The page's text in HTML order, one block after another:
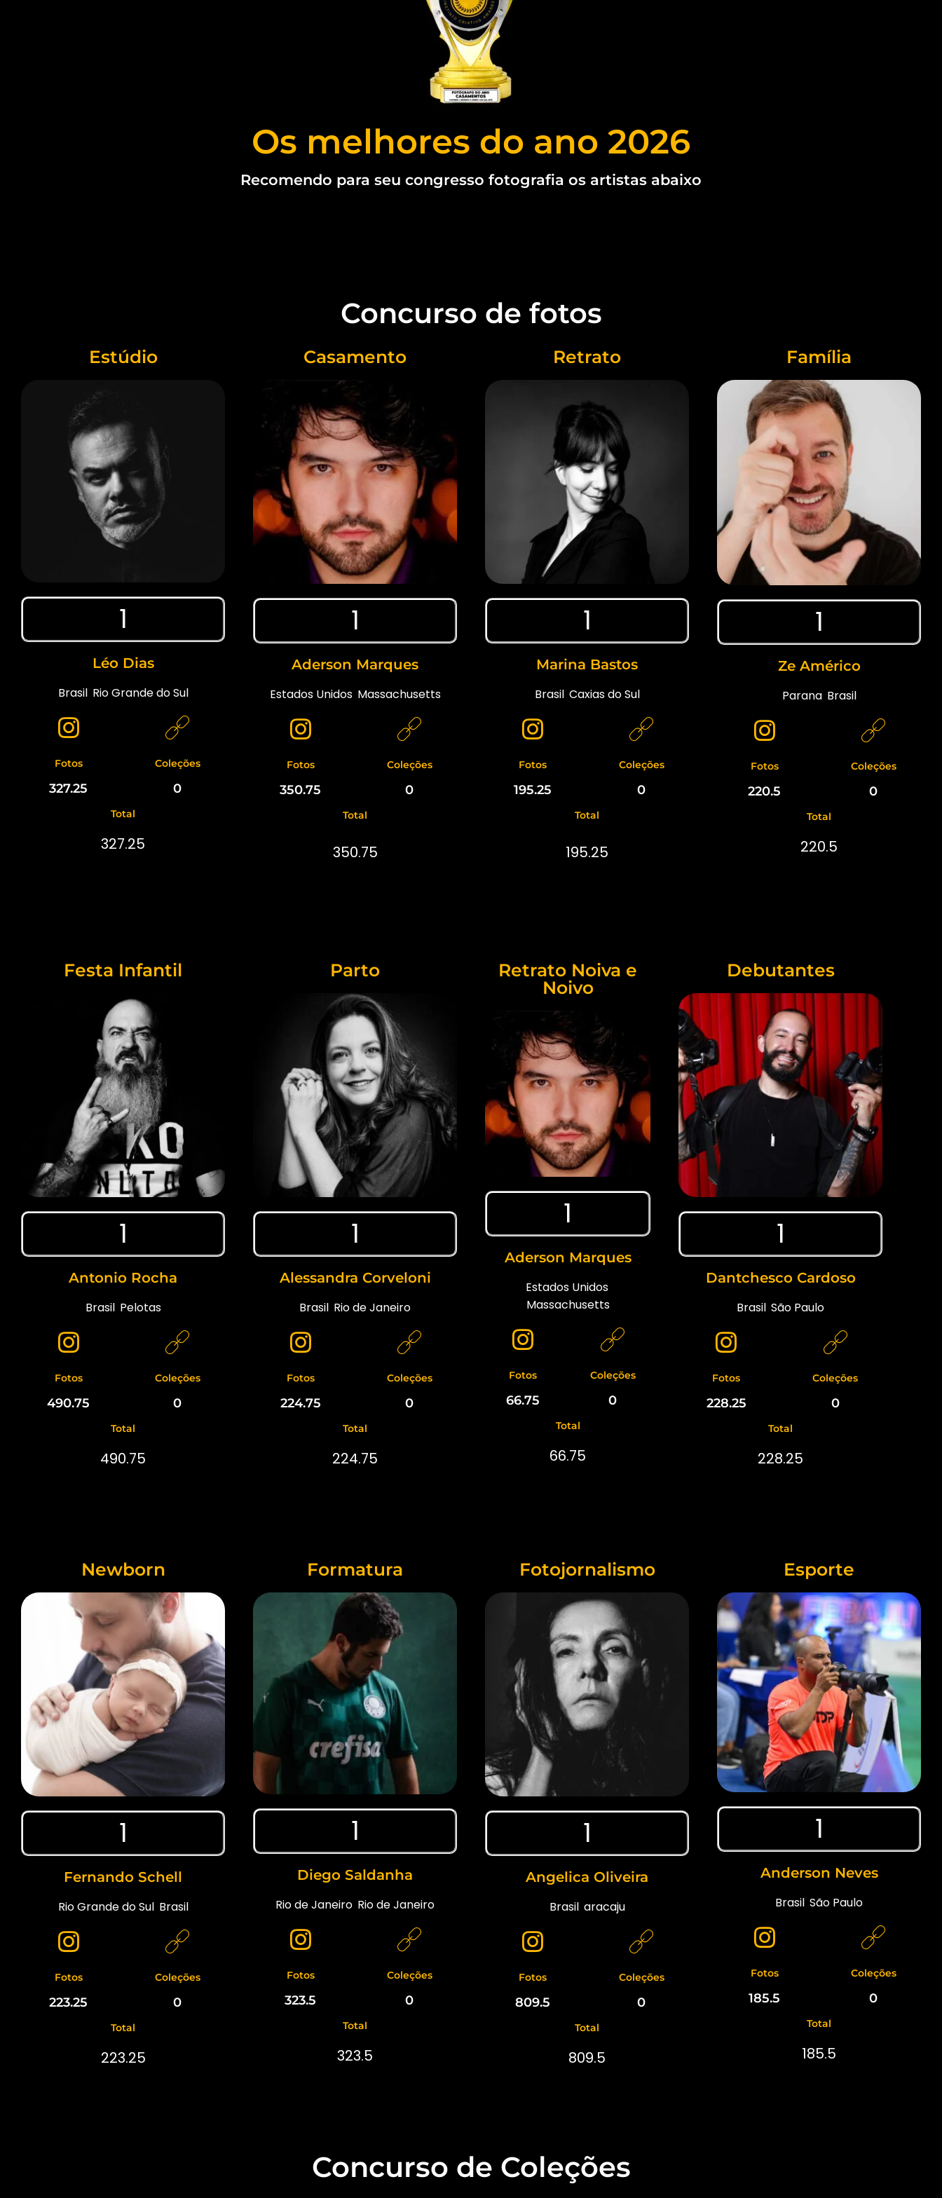
Os melhores do ano 2026
Recomendo para seu congresso fotografia os artistas abaixo
Concurso de fotos
Estúdio
1
Léo Dias
Brasil, Rio Grande do Sul
Fotos Coleções
327.25 0
Total
327.25
Casamento
1
Aderson Marques
Estados Unidos, Massachusetts
Fotos Coleções
350.75 0
Total
350.75
Retrato
1
Marina Bastos
Brasil, Caxias do Sul
Fotos Coleções
195.25 0
Total
195.25
Família
1
Ze Américo
Parana, Brasil
Fotos Coleções
220.5 0
Total
220.5
Festa Infantil
1
Antonio Rocha
Brasil, Pelotas
Fotos Coleções
490.75 0
Total
490.75
Parto
1
Alessandra Corveloni
Brasil Rio de Janeiro
Fotos Coleções
224.75 0
Total
224.75
Retrato Noiva e
Noivo
1
Aderson Marques
Estados Unidos,
Massachusetts
Fotos Coleções
66.75 0
Total
66.75
Debutantes
1
Dantchesco Cardoso
Brasil São Paulo
Fotos Coleções
228.25 0
Total
228.25
Newborn
1
Fernando Schell
Rio Grande do Sul, Brasil
Fotos Coleções
223.25 0
Total
223.25
Formatura
1
Diego Saldanha
Rio de Janeiro Rio de Janeiro
Fotos Coleções
323.5 0
Total
323.5
Fotojornalismo
1
Angelica Oliveira
Brasil, aracaju
Fotos Coleções
809.5 0
Total
809.5
Esporte
1
Anderson Neves
Brasil São Paulo
Fotos Coleções
185.5 0
Total
185.5
Concurso de Coleções